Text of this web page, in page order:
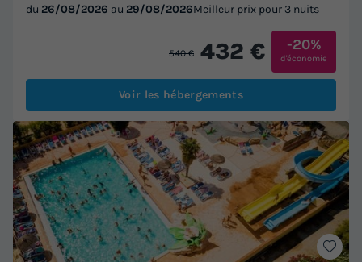
du 26/08/2026 au 29/08/2026Meilleur prix pour 3 nuits
540 € 432 € -20%
d'économie
Voir les hébergements